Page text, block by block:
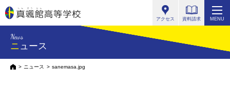
アクセス 資料請求 MENU
News
ニュース
HOMEニュース sanemasa.jpg